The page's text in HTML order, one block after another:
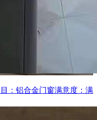
：铝合金门窗满意度：满